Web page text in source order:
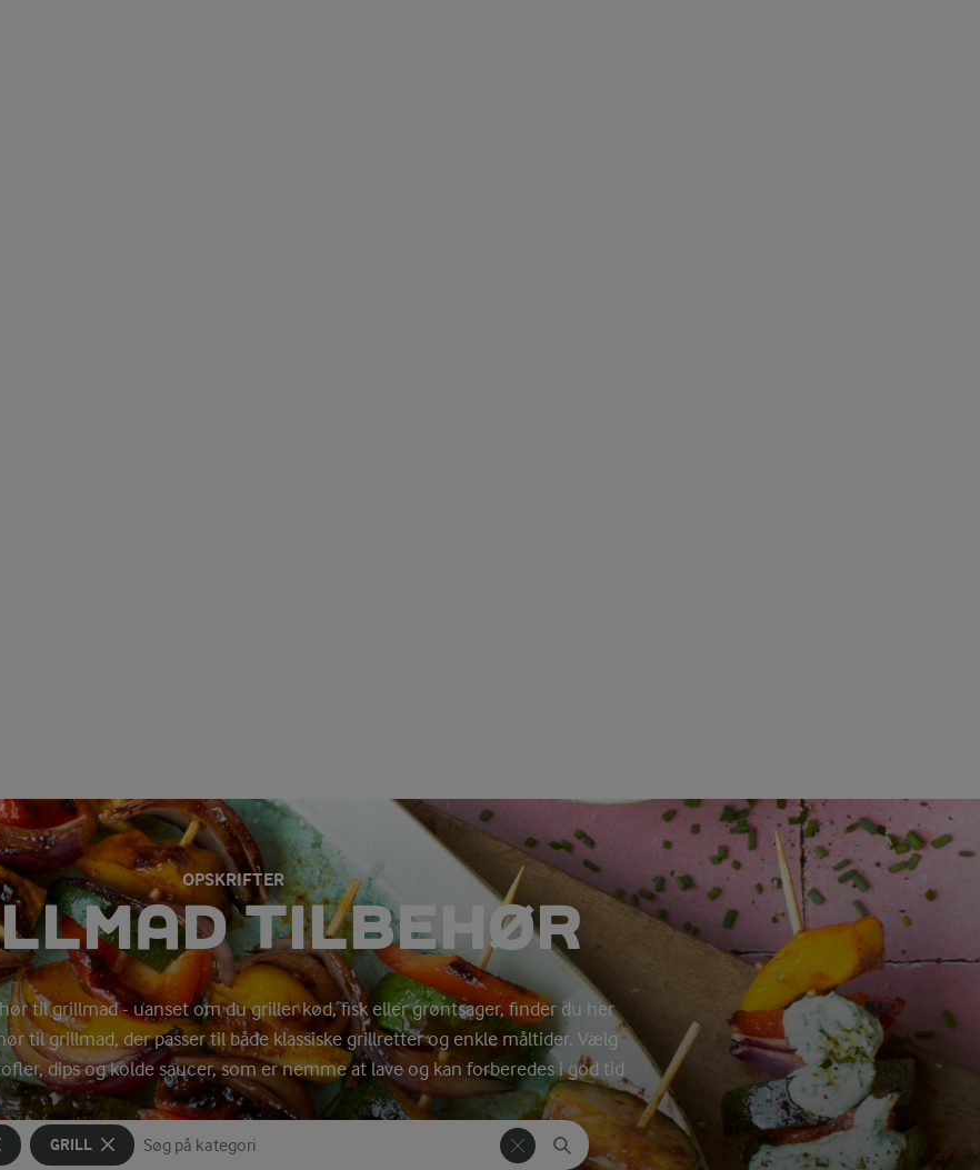
OPSKRIFTER
TILBEHØR
til grillmad - uanset om du griller kød, fisk eller grøntsager, finder du her
til grillmad, der passer til både klassiske grillretter og enkle måltider. Vælg
dips og kolde saucer, som er nemme at lave og kan forberedes i god tid
GRILL Søg på kategori